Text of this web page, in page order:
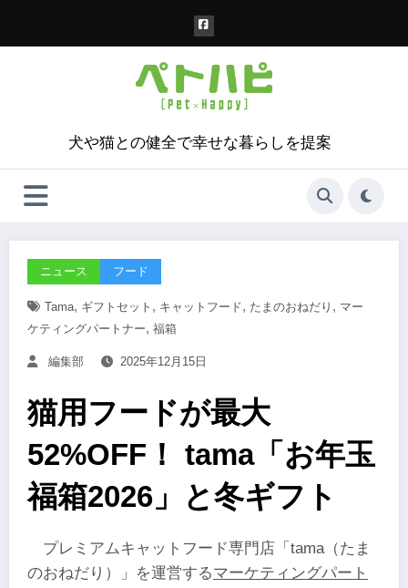
犬や猫との健全で幸せな暮らしを提案
ニュース フード
Tama, ギフトセット , キャットフード, たまのおねだり , マー
ケティングパートナー, 福箱
編集部 2025年12月15日
猫用フードが最大
52%OFF！ tama「お年玉
福箱2026」と冬ギフト
プレミアムキャットフード専門店「tama（たま
のおねだり）」を運営するマーケティングパート